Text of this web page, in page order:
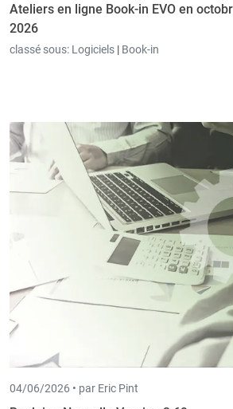
Ateliers en ligne Book-in EVO en
2026
classé sous: Logiciels | Book-in
04/06/2026 • par Eric Pint